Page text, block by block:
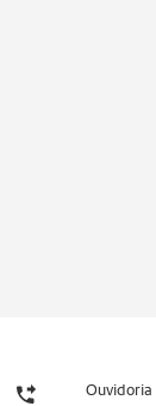
Ouvidoria